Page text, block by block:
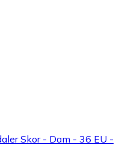
Skor - Dam - 36 EU -